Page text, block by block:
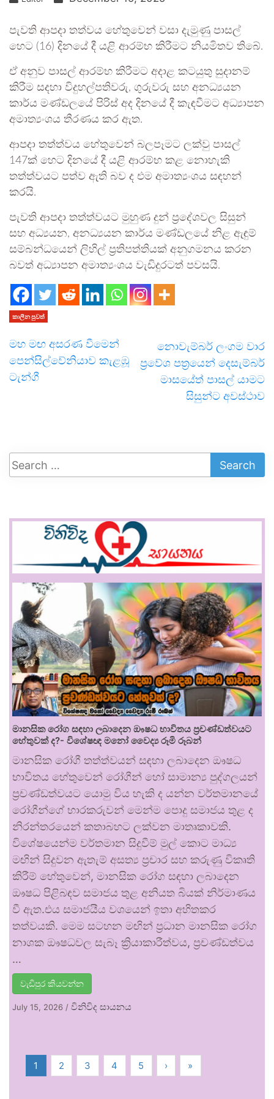
පැවති ආපදා තත්වය හේතුවෙන් වසා දැමුණු පාසල්
හෙට (16) දිනයේ දී යළි ආරම්භ කිරීමට නියමිතව තිබේ.
ඒ අනුව පාසල් ආරම්භ කිරීමට අදාළ කටයුතු සුදානම්
කිරීම සදහා විදුහල්පතිවරු, ගුරුවරු සහ අනධ්‍යයන
කාර්ය මණ්ඩලයේ පිරිස් අද දිනයේ දී කැඳවීමට අධ්‍යාපන
අමාත්‍යංශය තීරණය කර ඇත.
ආපදා තත්ත්වය හේතුවෙන් බලපෑමට ලක්වු පාසල්
147ක් හෙට දිනයේ දී යළි ආරම්භ කළ නොහැකි
තත්ත්වයට පත්ව ඇති බව ද එම අමාත්‍යංශය සඳහන්
කරයි.
පැවති ආපදා තත්ත්වයට මුහුණ දුන් ප්‍රදේශවල සිසුන්
සහ අධ්‍යයන, අනධ්‍යයන කාර්ය මණ්ඩලයේ නිළ ඇඳුම්
සම්බන්ධයෙන් ලිහිල් ප්‍රතිපත්තියක් අනුගමනය කරන
බවත් අධ්‍යාපන අමාත්‍යංශය වැඩිදුරටත් පවසයි.
කාලීන පුවත්
මහ මඟ අසරණ වීමෙන්
පෙන්සිල්වේනියාව කැළඹූ
ටැන්ගී
නොවැම්බර් ලංගම වාර
ප්‍රවේශ පත්‍රයෙන් දෙසැම්බර්
මාසයේත් පාසල් යාමට
සිසුන්ට අවස්ථාව
මානසික රෝග සඳහා ලබාදෙන ඖෂධ භාවිතය ප්‍රචණ්ඩත්වයට
හේතුවක් ද?- විශේෂඥ මනෝ වෛද්‍ය රූමි රූබන්
මානසික රෝගී තත්ත්වයන් සඳහා ලබාදෙන ඖෂධ
භාවිතය හේතුවෙන් රෝගීන් හෝ සාමාන්‍ය පුද්ගලයන්
ප්‍රචණ්ඩත්වයට යොමු විය හැකි ද යන්න වර්තමානයේ
රෝගීන්ගේ භාරකරුවන් මෙන්ම පොදු සමාජය තුළ ද
නිරන්තරයෙන් කතාබහට ලක්වන මාතෘකාවකි.
විශේෂයෙන්ම වර්තමාන සිදුවීම් මුල් කොට මාධ්‍ය
මඟින් සිදුවන ඇතැම් අසත්‍ය ප්‍රචාර සහ කරුණු විකෘති
කිරීම් හේතුවෙන්, මානසික රෝග සඳහා ලබාදෙන
ඖෂධ පිළිබඳව සමාජය තුළ අනියත බියක් නිර්මාණය
වී ඇත.එය සමාජයීය වශයෙන් ඉතා අහිතකර
තත්වයකි. මෙම සටහන මඟින් ප්‍රධාන මානසික රෝග
නාශක ඖෂධවල සැබෑ ක්‍රියාකාරීත්වය, ප්‍රචණ්ඩත්වය
…
වැඩිපුර කියවන්න
July 15, 2026 / විනිවිද සායනය
1 2 3 4 5 › »